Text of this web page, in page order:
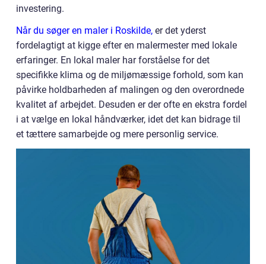
investering.
Når du søger en maler i Roskilde, er det yderst
fordelagtigt at kigge efter en malermester med lokale
erfaringer. En lokal maler har forståelse for det
specifikke klima og de miljømæssige forhold, som kan
påvirke holdbarheden af malingen og den overordnede
kvalitet af arbejdet. Desuden er der ofte en ekstra fordel
i at vælge en lokal håndværker, idet det kan bidrage til
et tættere samarbejde og mere personlig service.